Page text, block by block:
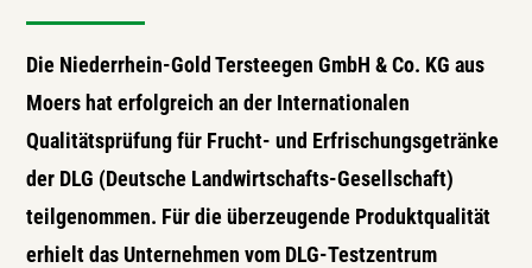
Die Niederrhein-Gold Tersteegen GmbH & Co. KG aus
Moers hat erfolgreich an der Internationalen
Qualitätsprüfung für Frucht- und Erfrischungsgetränke
der DLG (Deutsche Landwirtschafts-Gesellschaft)
teilgenommen. Für die überzeugende Produktqualität
erhielt das Unternehmen vom DLG-Testzentrum